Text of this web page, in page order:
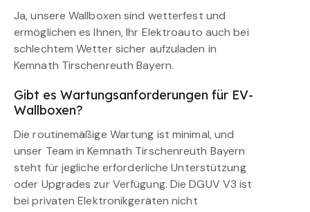
Ja, unsere Wallboxen sind wetterfest und
ermöglichen es Ihnen, Ihr Elektroauto auch bei
schlechtem Wetter sicher aufzuladen in
Kemnath Tirschenreuth Bayern.
Gibt es Wartungsanforderungen für EV-
Wallboxen?
Die routinemäßige Wartung ist minimal, und
unser Team in Kemnath Tirschenreuth Bayern
steht für jegliche erforderliche Unterstützung
oder Upgrades zur Verfügung. Die DGUV V3 ist
bei privaten Elektronikgeräten nicht